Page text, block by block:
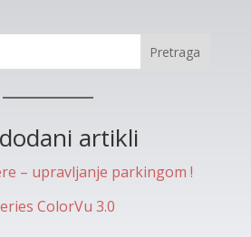
Pretraga
artikli
– upravljanje parkingom !
ColorVu 3.0